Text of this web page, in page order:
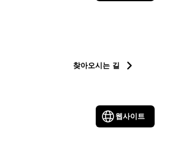
찾아오시는 길
웹사이트